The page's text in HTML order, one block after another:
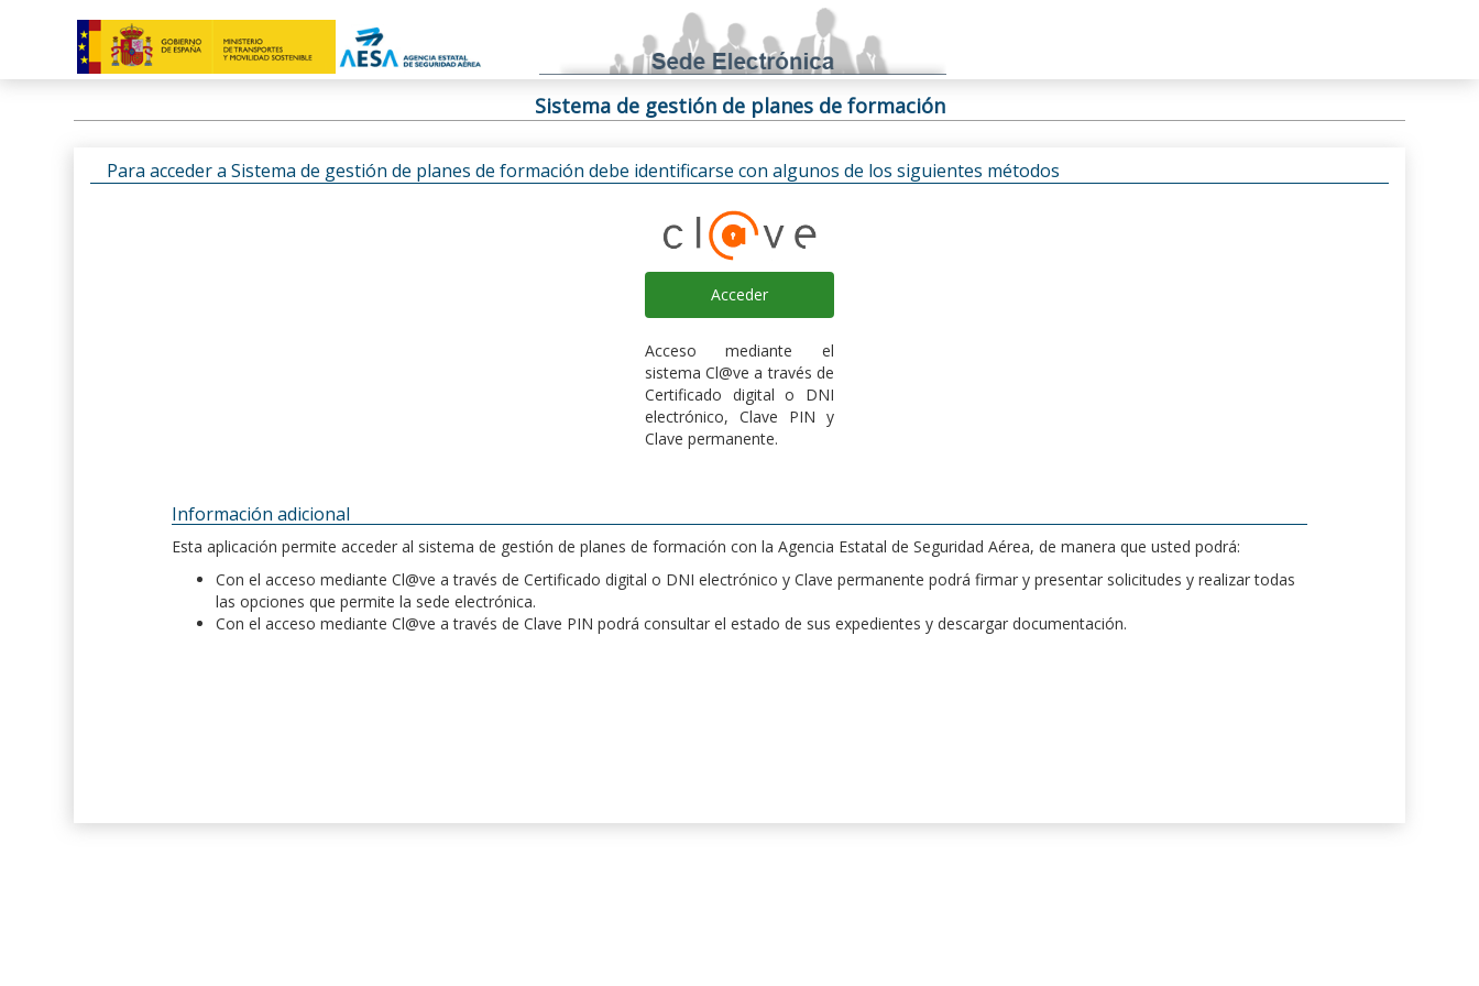
Sistema de gestión de planes de formación
Para acceder a Sistema de gestión de planes de formación debe identificarse con algunos de los siguientes métodos
Acceder
Acceso mediante el
sistema Cl@ve a través de
Certificado digital o DNI
electrónico, Clave PIN y
Clave permanente.
Información adicional
Esta aplicación permite acceder al sistema de gestión de planes de formación con la Agencia Estatal de Seguridad Aérea, de manera que usted podrá:
Con el acceso mediante Cl@ve a través de Certificado digital o DNI electrónico y Clave permanente podrá firmar y presentar solicitudes y realizar todas
las opciones que permite la sede electrónica.
Con el acceso mediante Cl@ve a través de Clave PIN podrá consultar el estado de sus expedientes y descargar documentación.